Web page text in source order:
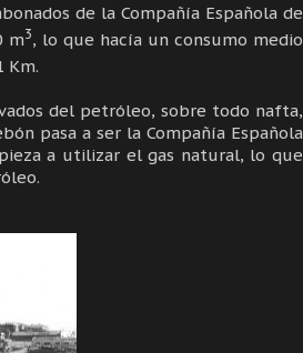
de la Compañía Española de
m3, lo que hacía un consumo medio
Km.
del petróleo, sobre todo nafta,
pasa a ser la Compañía Española
a utilizar el gas natural, lo que